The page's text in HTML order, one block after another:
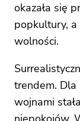
okazała się
popkultury,
wolności.
trendem.
wojnami